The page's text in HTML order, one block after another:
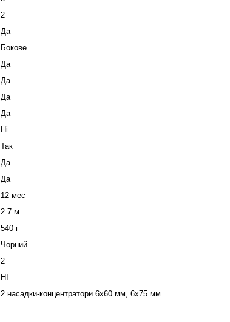
2
Да
Бокове
Да
Да
Да
Да
Ні
Так
Да
Да
12 мес
2.7 м
540 г
Чорний
2
НІ
2 насадки-концентратори 6х60 мм, 6х75 мм